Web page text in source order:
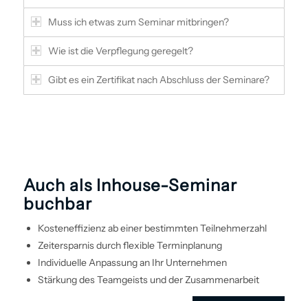
Muss ich etwas zum Seminar mitbringen?
Wie ist die Verpflegung geregelt?
Gibt es ein Zertifikat nach Abschluss der Seminare?
Auch als Inhouse-Seminar
buchbar
Kosteneffizienz ab einer bestimmten Teilnehmerzahl
Zeitersparnis durch flexible Terminplanung
Individuelle Anpassung an Ihr Unternehmen
Stärkung des Teamgeists und der Zusammenarbeit